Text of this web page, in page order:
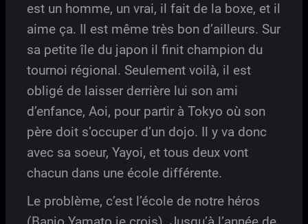
est un homme, un vrai, il fait de la boxe, et il
aime ça. Il est même très bon d’ailleurs. Sur
sa petite île du japon il finit champion du
tournoi régional. Seulement voilà, il est
obligé de laisser derrière lui son ami
d’enfance, Aoi, pour partir à Tokyo où son
père doit s’occuper d’un dojo. Il y va donc
avec sa soeur, Yayoi, et tous deux vont
chacun dans une école différente.
Le problème, c’est l’école de notre héros